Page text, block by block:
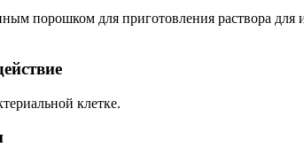
порошком для приготовления раствора
клетке.